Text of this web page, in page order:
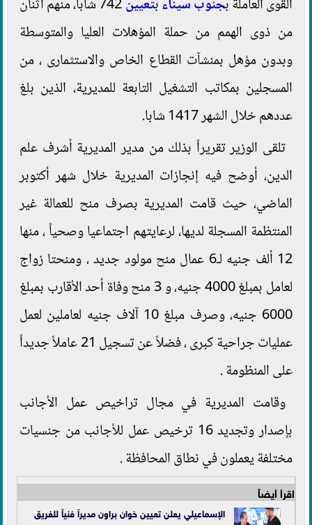
القوى العاملة بجنوب سيناءبتعيين
742 شاباً، منهم اثنان
من ذوى الهمم من حملة المؤهلات العليا والمتوسطة
وبدون مؤهل بمنشآت القطاع الخاص والاستثمارى ، من
المسجلين بمكاتب التشغيل التابعة للمديرية، الذين بلغ
عددهم خلال الشهر 1417 شابا.
تلقى الوزير تقريراً بذلك من مدير المديرية أشرف علم
الدين، أوضح فيه إنجازات المديرية خلال شهر أكتوبر
الماضي، حيث قامت المديرية بصرف منح للعمالة غير
المنتظمة المسجلة لديها، لرعايتهم اجتماعيا وصحياً ، منها
12 ألف جنيه لـ6 عمال منح مولود جديد ، ومنحتا زواج
لعامل بمبلغ 4000 جنيه، و 3 منح وفاة أحد الأقارب بمبلغ
6000 جنيه، وصرف مبلغ 10 آلاف جنيه لعاملين لعمل
عمليات جراحية كبرى ، فضلاً عن تسجيل 21 عاملاً جديداً
على المنظومة .
وقامت المديرية في مجال تراخيص عمل الأجانب
بإصدار وتجديد 16 ترخيص عمل للأجانب من جنسيات
مختلفة يعملون في نطاق المحافظة .
اقرأ أيضاً
الإسماعيلي يعلن تعيين خوان براون مديراً فنياً للفريق